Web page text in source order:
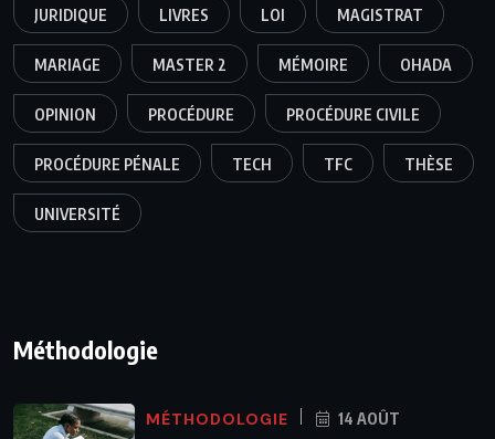
JURIDIQUE LIVRES LOI MAGISTRAT
MARIAGE MASTER 2 MÉMOIRE OHADA
OPINION PROCÉDURE PROCÉDURE CIVILE
PROCÉDURE PÉNALE TECH TFC THÈSE
UNIVERSITÉ
Méthodologie
MÉTHODOLOGIE
14 AOÛT